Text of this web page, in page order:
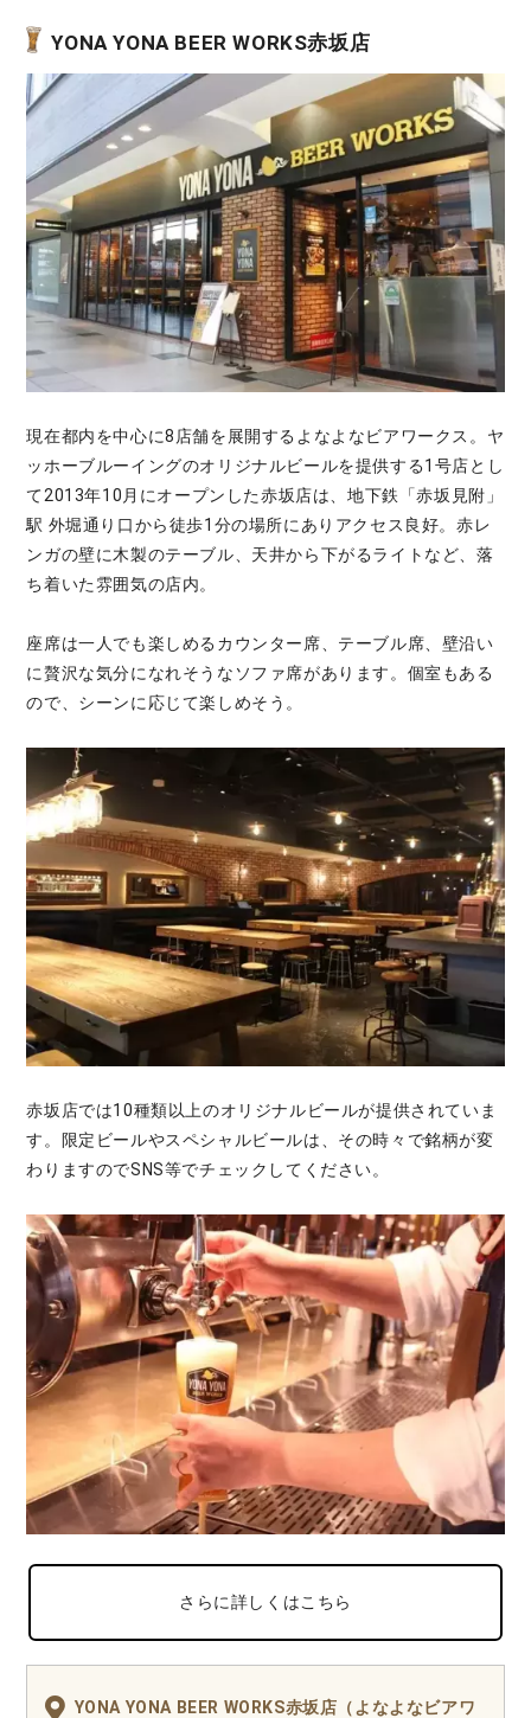
YONA YONA BEER WORKS赤坂店
現在都内を中心に8店舗を展開するよなよなビアワークス。ヤ
ッホーブルーイングのオリジナルビールを提供する1号店とし
て2013年10月にオープンした赤坂店は、地下鉄「赤坂見附」
駅 外堀通り口から徒歩1分の場所にありアクセス良好。赤レ
ンガの壁に木製のテーブル、天井から下がるライトなど、落
ち着いた雰囲気の店内。
座席は一人でも楽しめるカウンター席、テーブル席、壁沿い
に贅沢な気分になれそうなソファ席があります。個室もある
ので、シーンに応じて楽しめそう。
赤坂店では10種類以上のオリジナルビールが提供されていま
す。限定ビールやスペシャルビールは、その時々で銘柄が変
わりますのでSNS等でチェックしてください。
さらに詳しくはこちら
YONA YONA BEER WORKS赤坂店（よなよなビアワ